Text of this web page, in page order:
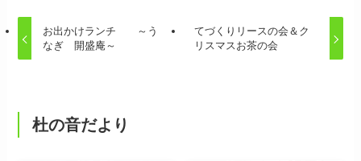
お出かけランチ ～う
なぎ 開盛庵～
てづくりリースの会＆ク
リスマスお茶の会
杜の音だより